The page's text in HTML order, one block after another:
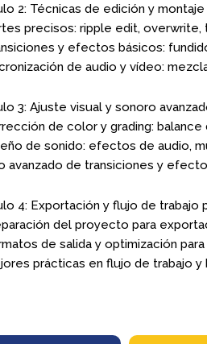
2: Técnicas de edición y montaje
precisos: ripple edit, overwrite,
y efectos básicos:
de audio y vídeo:
3: Ajuste visual y sonoro
de color y grading:
de sonido: efectos de audio,
avanzado de transiciones y
4: Exportación y flujo de trabajo
del proyecto para
de salida y optimización
prácticas en flujo de trabajo